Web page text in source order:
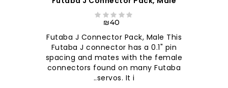
₪40
Futaba J Connector Pack, Male This
Futaba J connector has a 0.1" pin
spacing and mates with the female
connectors found on many Futaba
servos. It i..